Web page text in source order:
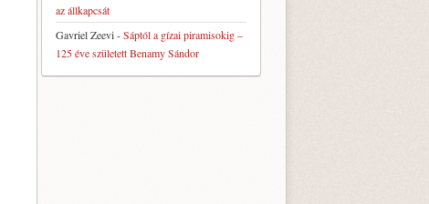
az állkapcsát
Gavriel Zeevi-Sáptól a gízai piramisokig –
125 éve született Benamy Sándor